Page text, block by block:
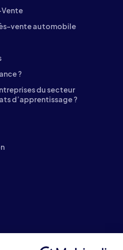
vente automobile
?
du secteur
d’apprentissage ?